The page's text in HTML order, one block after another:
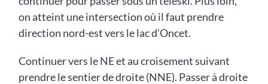
on atteint une intersection où il faut prendre
direction nord-est vers le lac d'Oncet.
Continuer vers le NE et au croisement suivant
prendre le sentier de droite (NNE). Passer à droite